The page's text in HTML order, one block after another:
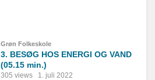
Grøn Folkeskole
3. BESØG HOS ENERGI OG VAND
(05.15 min.)
305 views 1. juli 2022